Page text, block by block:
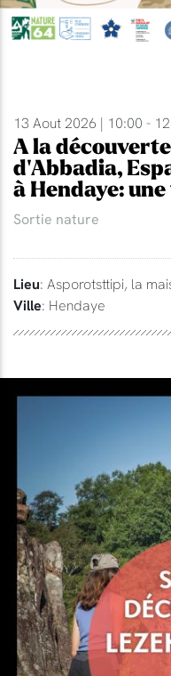
13 Aout 2026 | 10:00 -
A la
d'Abbadia,
à Hendaye:
Sortie nature
Lieu: Asporotsttipi, la
Ville: Hendaye